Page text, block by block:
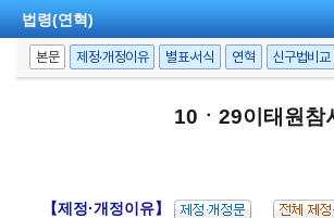
법령(연혁)
본문 제정·개정이유 별표·서식 연혁 신구법비교
10ㆍ29이태원참
【제정·개정이유】